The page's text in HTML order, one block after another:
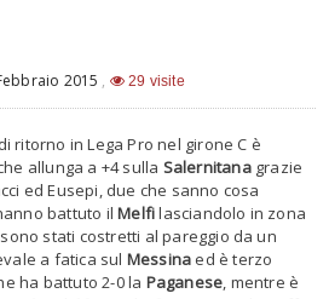
2015 , 29 visite
ritorno in Lega Pro nel girone C è
allunga a +4 sulla Salernitana grazie
ed Eusepi, due che sanno cosa
battuto ilMelfilasciandolo in zona
stati costretti al pareggio da un
a fatica sul Messina ed è terzo
ha battuto 2-0 la Paganese, mentre è